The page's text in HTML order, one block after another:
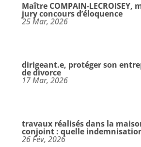
Maître COMPAIN-LECROISEY,
jury concours d’éloquence
25 Mar, 2026
dirigeant.e, protéger son
de divorce
17 Mar, 2026
travaux réalisés dans la
conjoint : quelle
26 Fév, 2026